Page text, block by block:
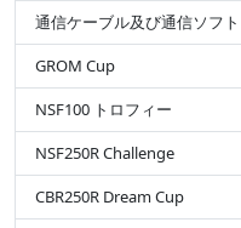
通信ケーブル及び通信ソフト
GROM Cup
NSF100 トロフィー
NSF250R Challenge
CBR250R Dream Cup